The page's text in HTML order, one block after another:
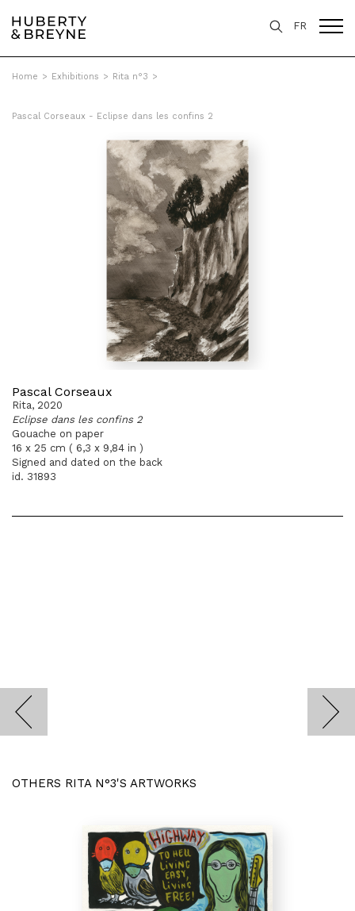
FR
Home > Exhibitions > Rita n°3 >
Pascal Corseaux - Eclipse dans les confins 2
Pascal Corseaux
Rita, 2020
Eclipse dans les confins 2
Gouache on paper
16 x 25 cm ( 6,3 x 9,84 in )
Signed and dated on the back
id. 31893
OTHERS RITA N°3'S ARTWORKS